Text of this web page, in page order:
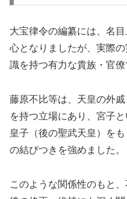
大宝律令の編纂には、名
心となりましたが、実際
識を持つ有力な貴族・官僚
藤原不比等は、天皇の外
を持つ立場にあり、宮子
皇子（後の聖武天皇）を
の結びつきを強めました。
このような関係性のもと